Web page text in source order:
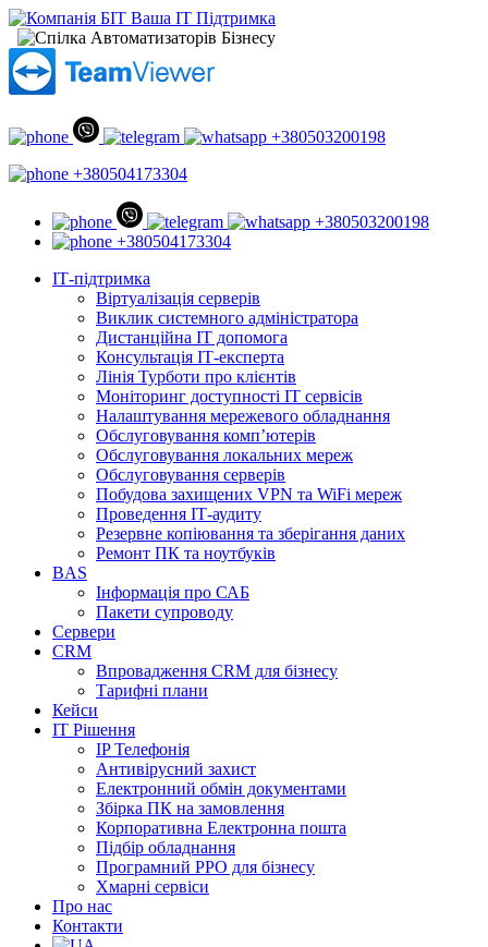
+380503200198
+380504173304
+380503200198
+380504173304
ІТ-підтримка
Віртуалізація серверів
Виклик системного адміністратора
Дистанційна ІТ допомога
Консультація ІТ-експерта
Лінія Турботи про клієнтів
Моніторинг доступності ІТ сервісів
Налаштування мережевого обладнання
Обслуговування комп’ютерів
Обслуговування локальних мереж
Обслуговування серверів
Побудова захищених VPN та WiFi мереж
Проведення ІТ-аудиту
Резервне копіювання та зберігання даних
Ремонт ПК та ноутбуків
BAS
Інформація про САБ
Пакети супроводу
Сервери
CRM
Впровадження CRM для бізнесу
Тарифні плани
Кейси
ІТ Рішення
IP Телефонія
Антивірусний захист
Електронний обмін документами
Збірка ПК на замовлення
Корпоративна Електронна пошта
Підбір обладнання
Програмний РРО для бізнесу
Хмарні сервіси
Про нас
Контакти